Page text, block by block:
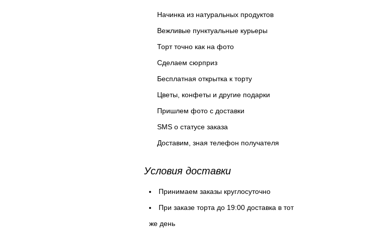
Начинка из натуральных продуктов
Вежливые пунктуальные курьеры
Торт точно как на фото
Сделаем сюрприз
Бесплатная открытка к торту
Цветы, конфеты и другие подарки
Пришлем фото с доставки
SMS о статусе заказа
Доставим, зная телефон получателя
Условия доставки
Принимаем заказы круглосуточно
При заказе торта до 19:00 доставка в тот
же день